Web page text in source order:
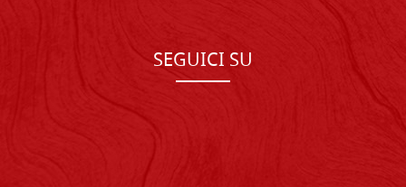
SEGUICI SU